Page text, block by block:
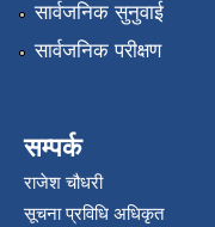
सार्वजनिक सुनुवाई
सार्वजनिक परीक्षण
सम्पर्क
राजेश चौधरी
सूचना प्रविधि अधिकृत